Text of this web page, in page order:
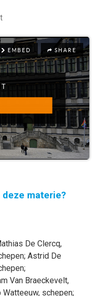
materie?
De Clercq,
; Astrid De
;
Van Braeckevelt,
Watteeuw, schepen;